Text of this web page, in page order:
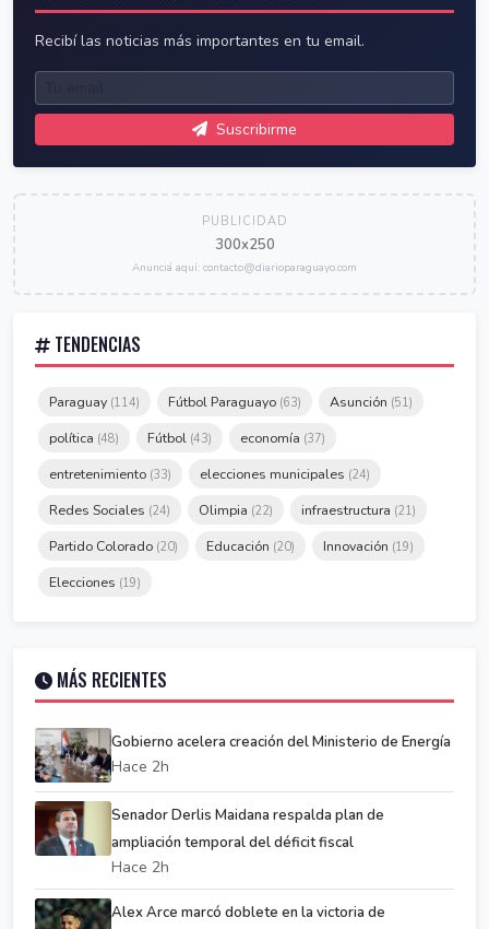
Recibí las noticias más importantes en tu email.
Suscribirme
PUBLICIDAD
300x250
Anunciá aquí: contacto@diarioparaguayo.com
TENDENCIAS
Paraguay (114) Fútbol Paraguayo (63) Asunción (51)
política (48) Fútbol (43) economía (37)
entretenimiento (33) elecciones municipales (24)
Redes Sociales (24) Olimpia (22) infraestructura (21)
Partido Colorado (20) Educación (20) Innovación (19)
Elecciones (19)
MÁS RECIENTES
Gobierno acelera creación del Ministerio de Energía
Hace 2h
Senador Derlis Maidana respalda plan de
ampliación temporal del déficit fiscal
Hace 2h
Alex Arce marcó doblete en la victoria de